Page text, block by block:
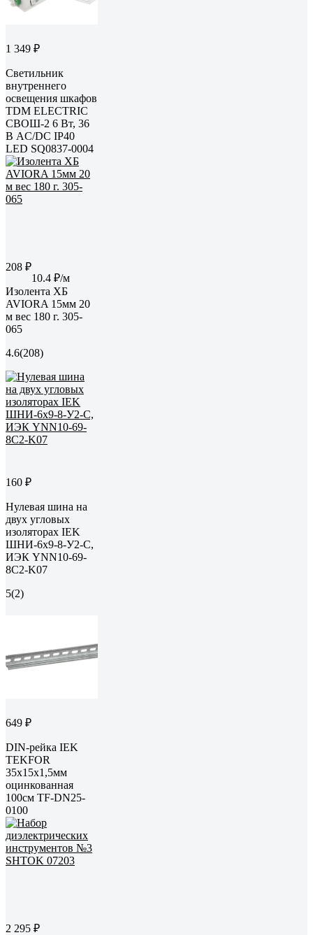
1 349 ₽
Светильник
внутреннего
освещения шкафов
TDM ELECTRIC
СВОШ-2 6 Вт, 36
В AC/DC IP40
LED SQ0837-0004
208 ₽
10.4 ₽/м
Изолента ХБ
AVIORA 15мм 20
м вес 180 г. 305-
065
4.6(208)
160 ₽
Нулевая шина на
двух угловых
изоляторах IEK
ШНИ-6x9-8-У2-С,
ИЭК YNN10-69-
8C2-K07
5(2)
649 ₽
DIN-рейка IEK
TEKFOR
35x15x1,5мм
оцинкованная
100см TF-DN25-
0100
2 295 ₽